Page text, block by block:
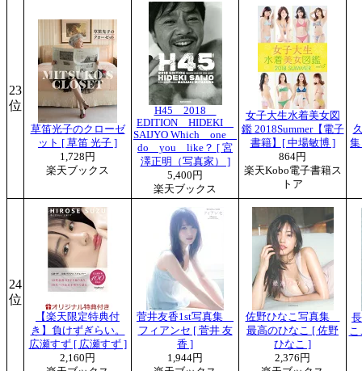
23
位
草笛光子のクローゼ
ット [ 草笛 光子 ]
1,728円
楽天ブックス
H45 2018
EDITION HIDEKI
SAIJYO Which one
do you like？ [ 宮
澤正明（写真家） ]
5,400円
楽天ブックス
女子大生水着美女図
鑑 2018Summer【電子
書籍】[ 中場敏博 ]
864円
楽天Kobo電子書籍ス
トア
集
24
位
【楽天限定特典付
き】負けずぎらい。
広瀬すず [ 広瀬すず ]
2,160円
菅井友香1st写真集
フィアンセ [ 菅井 友
香 ]
1,944円
佐野ひなこ写真集
最高のひなこ [ 佐野
ひなこ ]
2,376円